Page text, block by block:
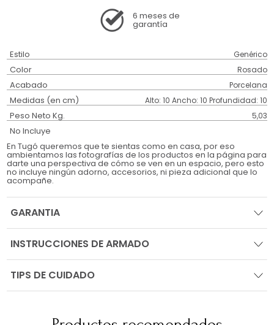
6 meses de
garantía
Estilo Genérico
Color Rosado
Acabado Porcelana
Medidas (en cm) Alto: 10 Ancho: 10 Profundidad: 10
Peso Neto Kg. 5,03
No Incluye
En Tugó queremos que te sientas como en casa, por eso
ambientamos las fotografías de los productos en la página para
darte una perspectiva de cómo se ven en un espacio, pero esto
no incluye ningún adorno, accesorios, ni pieza adicional que lo
acompañe.
GARANTIA
INSTRUCCIONES DE ARMADO
TIPS DE CUIDADO